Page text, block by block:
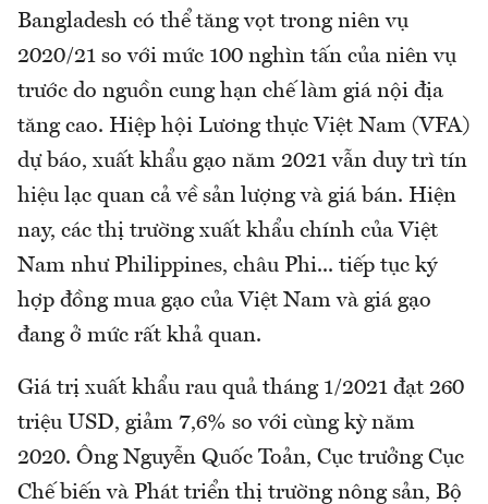
Bangladesh có thể tăng vọt trong niên vụ
2020/21 so với mức 100 nghìn tấn của niên vụ
trước do nguồn cung hạn chế làm giá nội địa
tăng cao. Hiệp hội Lương thực Việt Nam (VFA)
dự báo, xuất khẩu gạo năm 2021 vẫn duy trì tín
hiệu lạc quan cả về sản lượng và giá bán. Hiện
nay, các thị trường xuất khẩu chính của Việt
Nam như Philippines, châu Phi... tiếp tục ký
hợp đồng mua gạo của Việt Nam và giá gạo
đang ở mức rất khả quan.
Giá trị xuất khẩu rau quả tháng 1/2021 đạt 260
triệu USD, giảm 7,6% so với cùng kỳ năm
2020. Ông Nguyễn Quốc Toản, Cục trưởng Cục
Chế biến và Phát triển thị trường nông sản, Bộ